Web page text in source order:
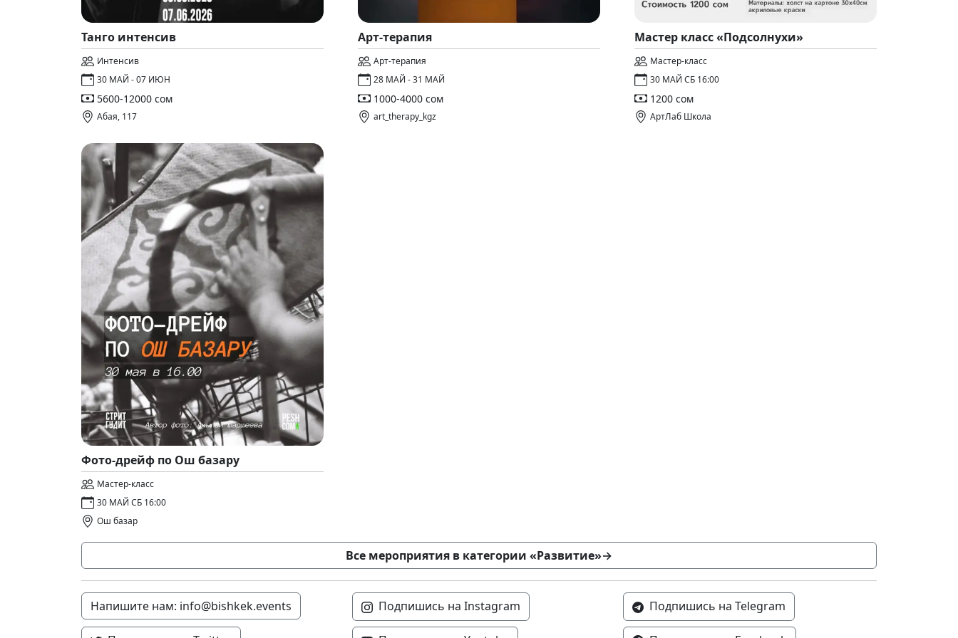
Танго интенсив
Интенсив
30 МАЙ - 07 ИЮН
5600-12000 сом
Абая, 117
Арт-терапия
Арт-терапия
28 МАЙ - 31 МАЙ
1000-4000 сом
art_therapy_kgz
Мастер класс «Подсолнухи»
Мастер-класс
30 МАЙ СБ 16:00
1200 сом
АртЛаб Школа
Фото-дрейф по Ош базару
Мастер-класс
30 МАЙ СБ 16:00
Ош базар
Все мероприятия в категории «Развитие»→
Напишите нам: info@bishkek.events Подпишись на Instagram Подпишись на Telegram